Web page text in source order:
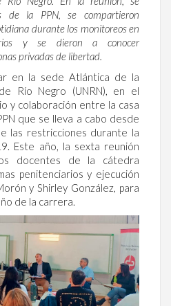
de la PPN, se compartieron
durante los monitoreos en
y se dieron a conocer
privadas de libertad.
en la sede Atlántica de la
Río Negro (UNRN), en el
y colaboración entre la casa
que se lleva a cabo desde
las restricciones durante la
Este año, la sexta reunión
docentes de la cátedra
penitenciarios y ejecución
y Shirley González, para
de la carrera.